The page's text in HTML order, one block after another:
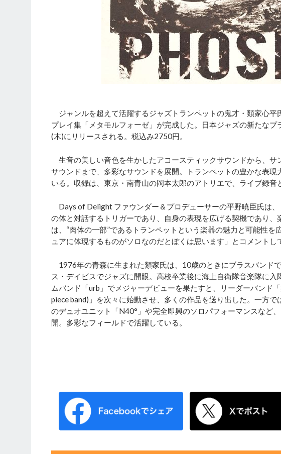
ジャンルを超えて活躍するジャズトランペットの鬼才・類家心平
プレイ集「メタモルフォーゼ」が完成した。日本ジャズの新たなプ
(木)にリリースされる。税込み2750円。
生音の美しい音色を生かしたアコースティックサウンドから、
サウンドまで、多彩なサウンドを展開。トランペットの豊かな表
いる。収録は、東京・南青山の岡本太郎のアトリエで、ライブ録音
Days of Delight ファウンダー＆プロデューサーの平野暁臣氏は
の体と対話するトリガーであり、自身の表現を広げる契機であり
は、“肉体の一部”であるトランペットという楽器の魅力と可能性
ュアに体現するものがソロなのだとぼくは思います」とコメントし
1976年の青森に生まれた類家氏は、10歳のときにブラスバンド
ス・デイビスでジャズに開眼。高校卒業後に海上自衛隊音楽隊に
ムバンド「urb」でメジャーデビューを果たすと、リーダーバンド
piece band)」を次々に始動させ、多くの作品を送り出した。一方
のデュオユニット「N40°」や完全即興のソロパフォーマンスなど
開。多彩なフィールドで活躍している。